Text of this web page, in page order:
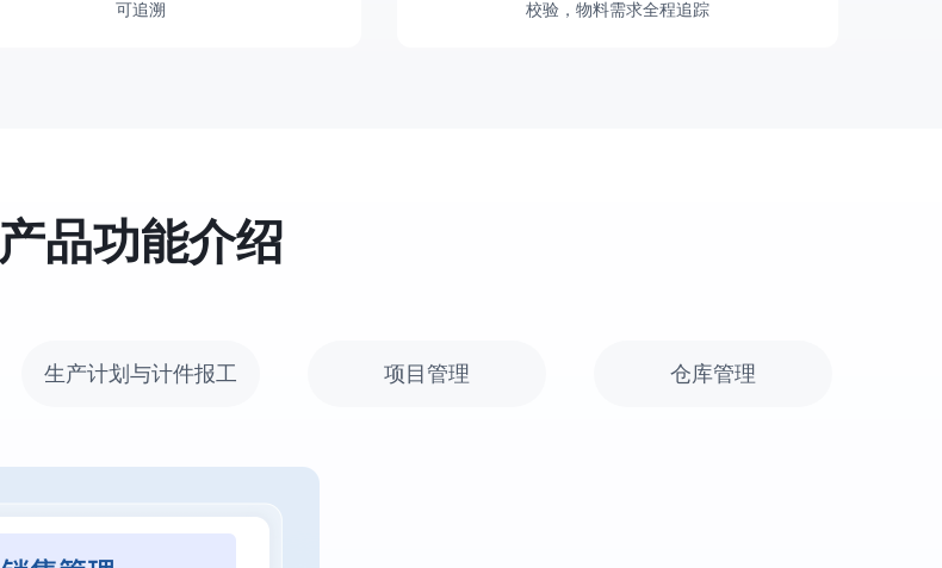
可追溯
校验，物料需求全程追踪
产品功能介绍
生产计划与计件报工 项目管理 仓库管理